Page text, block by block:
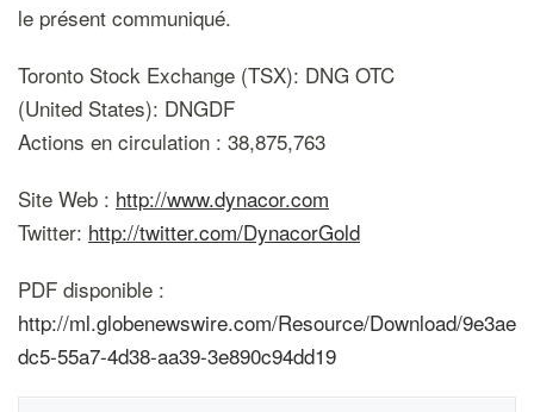
le présent communiqué.
Toronto Stock Exchange (TSX): DNG OTC
(United States): DNGDF
Actions en circulation : 38,875,763
Site Web : http://www.dynacor.com
Twitter: http://twitter.com/DynacorGold
PDF disponible :
http://ml.globenewswire.com/Resource/Download/9e3ae
dc5-55a7-4d38-aa39-3e890c94dd19